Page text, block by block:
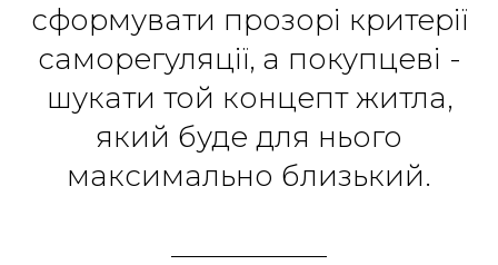
сформувати прозорі критерії
саморегуляції, а покупцеві -
шукати той концепт житла,
який буде для нього
максимально близький.